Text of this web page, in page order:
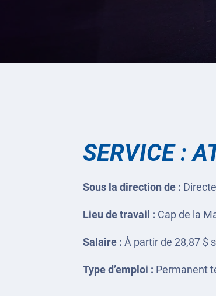
SERVICE :
Sous la direction de :
Lieu de travail : Cap de la
Salaire : À partir de 28,87 $
Type d’emploi : Permanent